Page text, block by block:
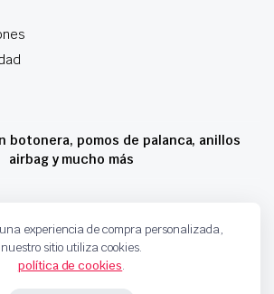
botonera, pomos de palanca, anillos
airbag y mucho más
Autoparts. Todos los derechos reservados
experiencia de compra personalizada,
nuestro sitio utiliza cookies.
política de cookies.